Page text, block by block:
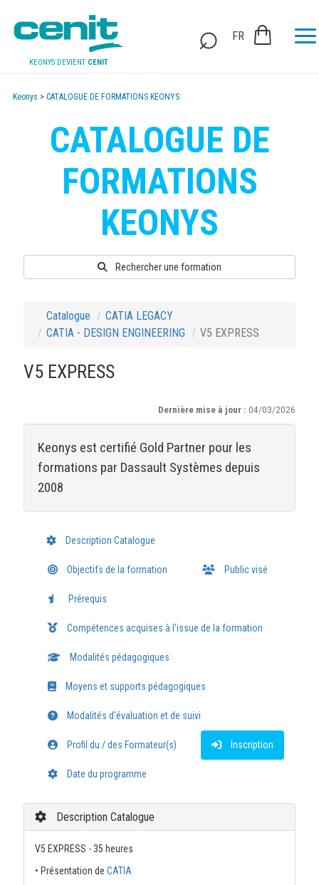
KEONYS DEVIENT CENIT
FR
Keonys > CATALOGUE DE FORMATIONS KEONYS
CATALOGUE DE
FORMATIONS
KEONYS
Rechercher une formation
Catalogue
CATIA LEGACY
CATIA - DESIGN ENGINEERING
V5 EXPRESS
V5 EXPRESS
Dernière mise à jour :04/03/2026
Keonys est certifié Gold Partner pour les
formations par Dassault Systèmes depuis
2008
Description Catalogue
Objectifs de la formation Public visé
Prérequis
Compétences acquises à l'issue de la formation
Modalités pédagogiques
Moyens et supports pédagogiques
Modalités d'évaluation et de suivi
Profil du / des Formateur(s) Inscription
Date du programme
Description Catalogue
V5 EXPRESS - 35 heures
• Présentation de CATIA